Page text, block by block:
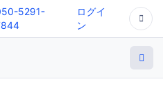
5291-
ログイ
ン